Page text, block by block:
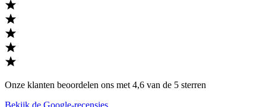
Onze klanten beoordelen ons met 4,6 van de 5 sterren